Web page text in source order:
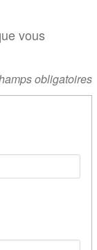
vous
obligatoires